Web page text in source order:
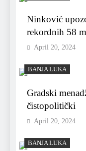
Ninković
rekordnih 58
April 20, 2024
BANJA LUKA
Gradski
čistopolitički
April 20, 2024
BANJA LUKA